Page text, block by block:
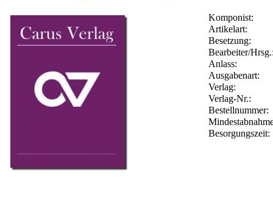
Komponist:
Artikelart:
Besetzung:
Bearbeiter/
Anlass:
Ausgabenart:
Verlag:
Verlag-Nr.:
Bestellnummer:
Besorgungszeit: